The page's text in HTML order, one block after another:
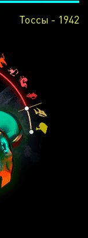
Тоссы - 1942